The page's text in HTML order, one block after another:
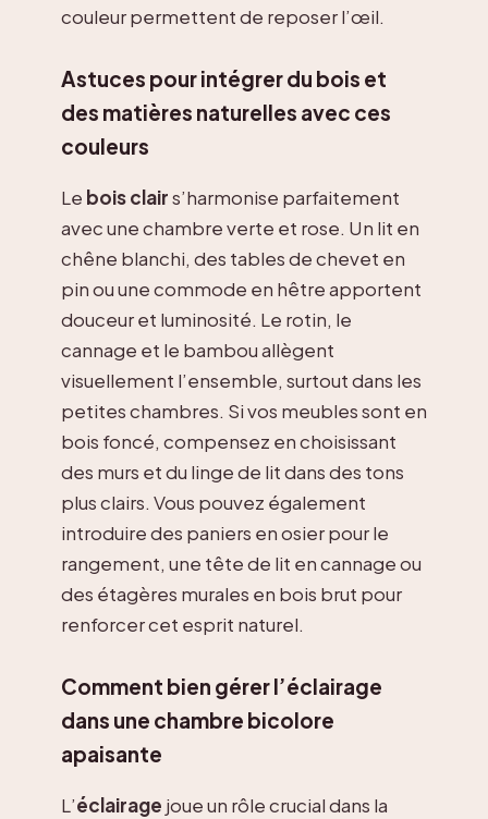
couleur permettent de reposer l’œil.
Astuces pour intégrer du bois et
des matières naturelles avec ces
couleurs
Le bois clairs’harmonise parfaitement
avec une chambre verte et rose. Un lit en
chêne blanchi, des tables de chevet en
pin ou une commode en hêtre apportent
douceur et luminosité. Le rotin, le
cannage et le bambou allègent
visuellement l’ensemble, surtout dans les
petites chambres. Si vos meubles sont en
bois foncé, compensez en choisissant
des murs et du linge de lit dans des tons
plus clairs. Vous pouvez également
introduire des paniers en osier pour le
rangement, une tête de lit en cannage ou
des étagères murales en bois brut pour
renforcer cet esprit naturel.
Comment bien gérer l’éclairage
dans une chambre bicolore
apaisante
L’éclairage joue un rôle crucial dans la